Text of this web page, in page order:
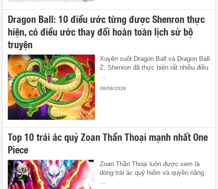
Dragon Ball: 10 điều ước từng được Shenron thực
hiện, có điều ước thay đổi hoàn toàn lịch sử bộ
truyện
Xuyên suốt Dragon Ball và Dragon Ball
Z, Shenron đã thực hiện rất nhiều điều
08/08/2026
Top 10 trái ác quỷ Zoan Thần Thoại mạnh nhất One
Piece
Zoan Thần Thoại luôn được xem là
dòng trái ác quỷ hiếm và quyền năng
...